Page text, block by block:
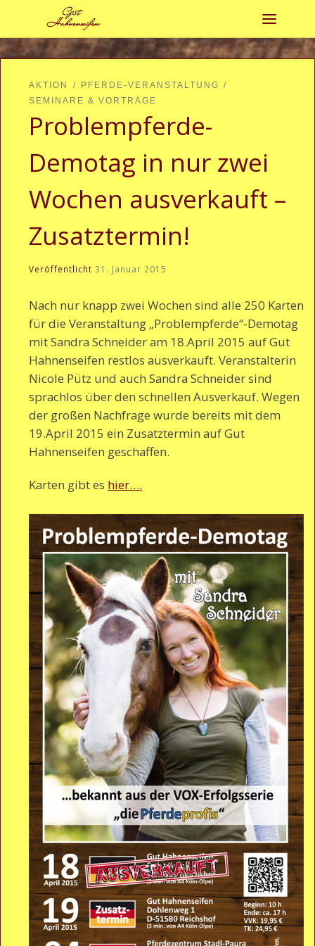
Zum Inhalt springen
AKTION
PFERDE-VERANSTALTUNG
SEMINARE & VORTRÄGE
Problempferde-
Demotag in nur zwei
Wochen ausverkauft –
Zusatztermin!
Veröffentlicht 31. Januar 2015
Nach nur knapp zwei Wochen sind alle 250 Karten
für die Veranstaltung „Problempferde“-Demotag
mit Sandra Schneider am 18.April 2015 auf Gut
Hahnenseifen restlos ausverkauft. Veranstalterin
Nicole Pütz und auch Sandra Schneider sind
sprachlos über den schnellen Ausverkauf. Wegen
der großen Nachfrage wurde bereits mit dem
19.April 2015 ein Zusatztermin auf Gut
Hahnenseifen geschaffen.
Karten gibt es hier….